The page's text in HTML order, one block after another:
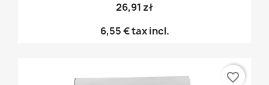
26,91 zł
6,55 €tax incl.
favorite_border